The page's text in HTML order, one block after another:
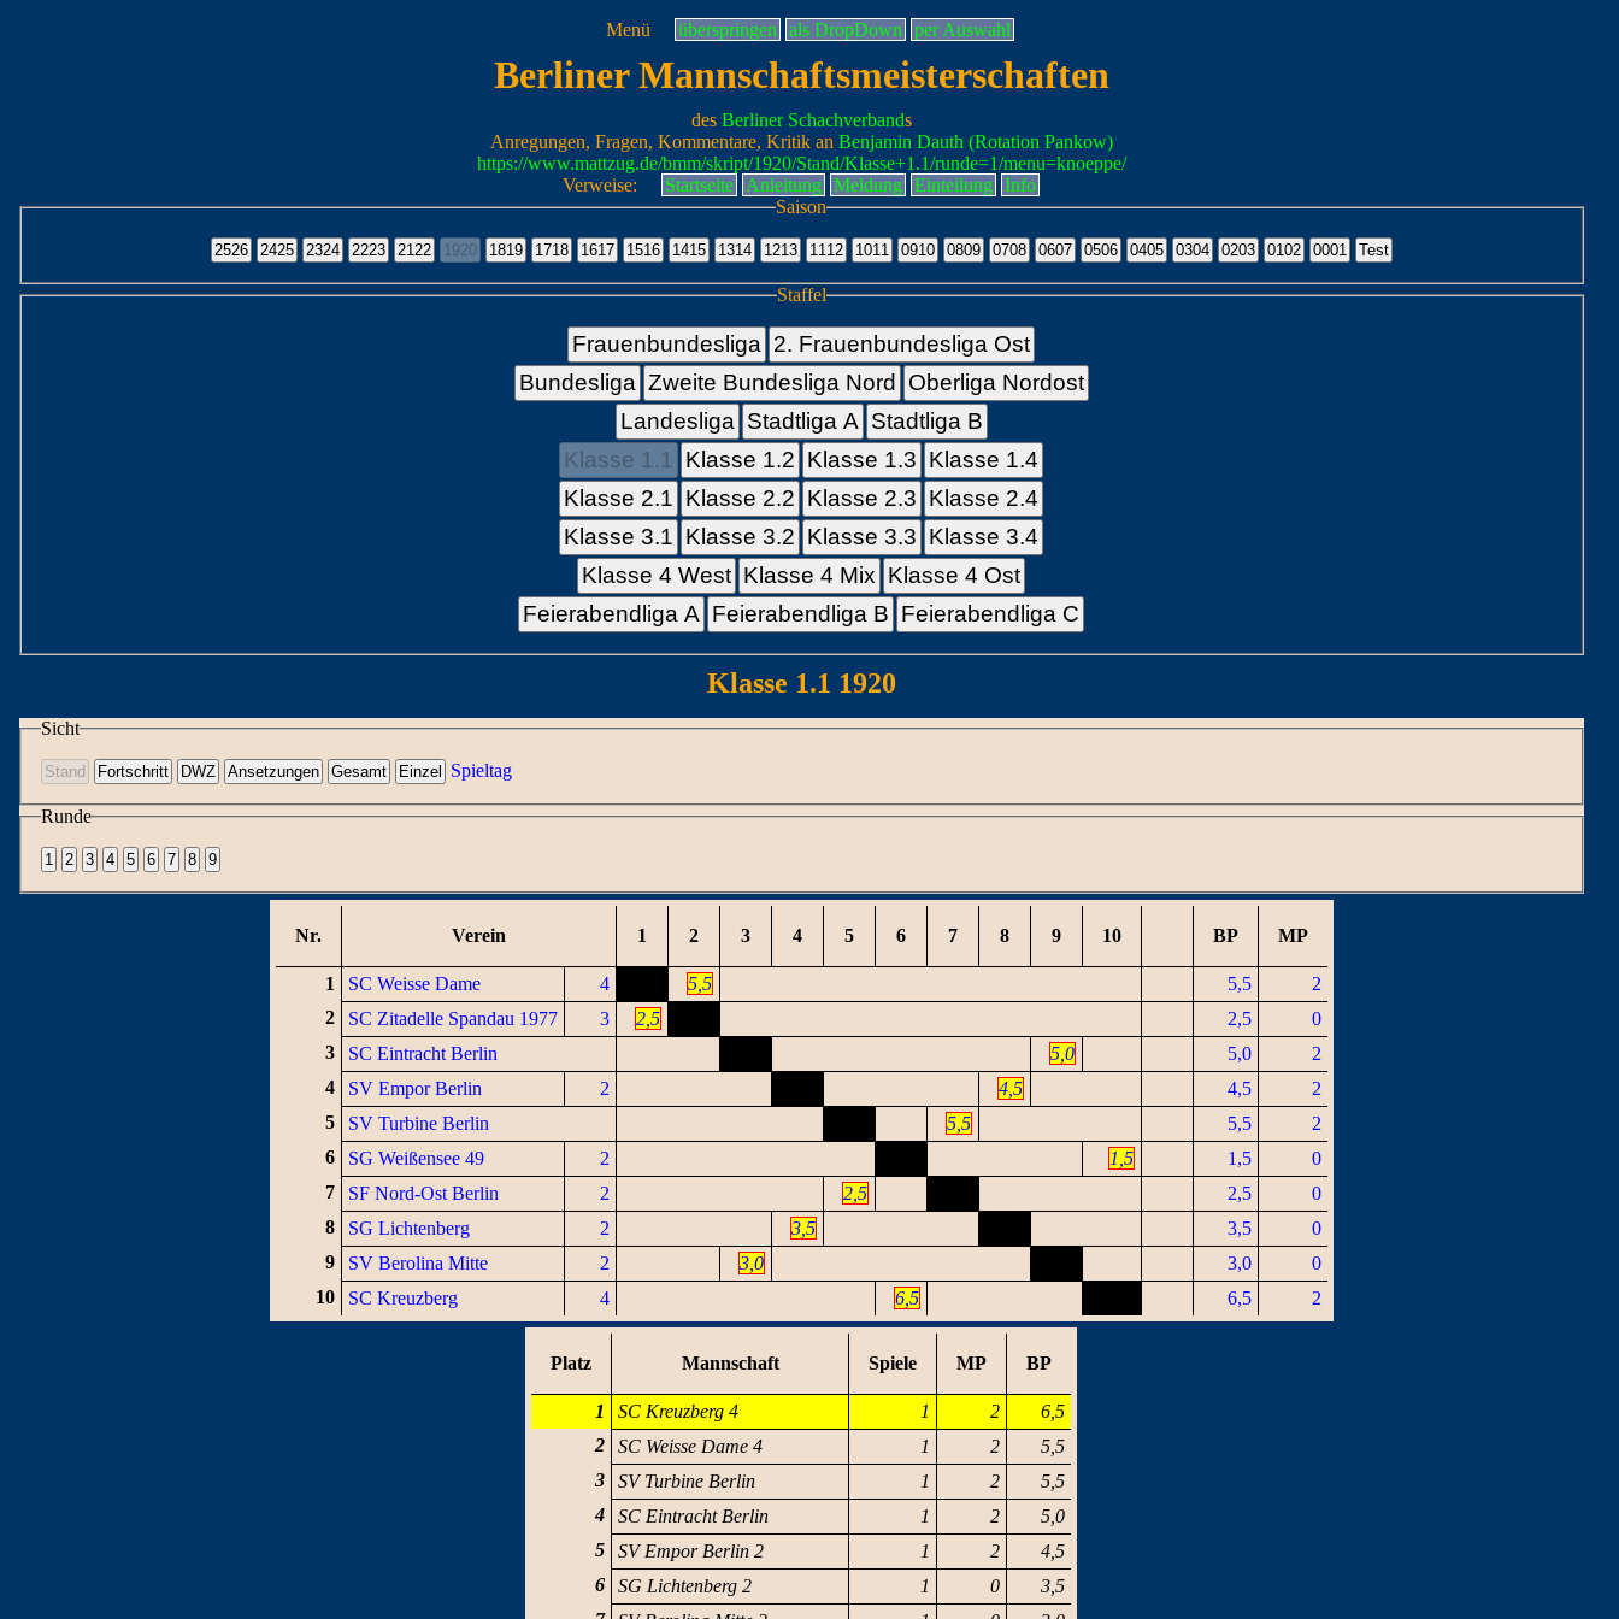
Menü überspringen als DropDown per Auswahl
Berliner Mannschaftsmeisterschaften
des Berliner Schachverbands
Anregungen, Fragen, Kommentare, Kritik an Benjamin Dauth (Rotation Pankow)
https://www.mattzug.de/bmm/skript/1920/Stand/Klasse+1.1/runde=1/menu=knoeppe/
Verweise:
Startseite Anleitung Meldung Einteilung
Info
Saison
Staffel
Frauenbundesliga 2. Frauenbundesliga Ost
Bundesliga Zweite Bundesliga Nord
Oberliga Nordost
Landesliga Stadtliga A Stadtliga B
Klasse 1.1
Klasse 1.2 Klasse 1.3 Klasse 1.4
Klasse 2.1 Klasse 2.2 Klasse 2.3 Klasse 2.4
Klasse 3.1 Klasse 3.2 Klasse 3.3 Klasse 3.4
Klasse 4 West Klasse 4 Mix Klasse 4 Ost
Feierabendliga A Feierabendliga B Feierabendliga C
Klasse 1.1 1920
Sicht
Spieltag
Runde
Nr. Verein 1 2 3 4 5 6 7 8 9 10 BP MP
1 SC Weisse Dame 4 5,5 5,5
2
2
SC Zitadelle Spandau 1977 3 2,5 2,5
0
3
SC Eintracht Berlin 5,0 5,0
2
4
SV Empor Berlin 2 4,5 4,5
2
5
SV Turbine Berlin 5,5 5,5
2
6
SG Weißensee 49 2 1,5 1,5
0
7
SF Nord-Ost Berlin 2 2,5 2,5
0
8
SG Lichtenberg 2 3,5 3,5
0
9
SV Berolina Mitte 2 3,0 3,0
0
10
SC Kreuzberg 4 6,5 6,5 2
Platz Mannschaft Spiele MP BP
1 SC Kreuzberg 4 1 2
6,5
2
SC Weisse Dame 4 1 2
5,5
3
SV Turbine Berlin 1 2
5,5
4
SC Eintracht Berlin 1 2
5,0
5
SV Empor Berlin 2 1 2
4,5
6
SG Lichtenberg 2 1 0
3,5